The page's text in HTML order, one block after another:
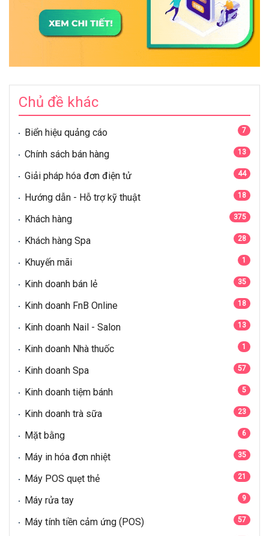
Chủ đề khác
Biển hiệu quảng cáo 7
Chính sách bán hàng 13
Giải pháp hóa đơn điện tử 44
Hướng dẫn - Hỗ trợ kỹ thuật 18
Khách hàng 375
Khách hàng Spa 28
Khuyến mãi 1
Kinh doanh bán lẻ 35
Kinh doanh FnB Online 18
Kinh doanh Nail - Salon 13
Kinh doanh Nhà thuốc 1
Kinh doanh Spa 57
Kinh doanh tiệm bánh 5
Kinh doanh trà sữa 23
Mặt bằng 6
Máy in hóa đơn nhiệt 35
Máy POS quẹt thẻ 21
Máy rửa tay 9
Máy tính tiền cảm ứng (POS) 57